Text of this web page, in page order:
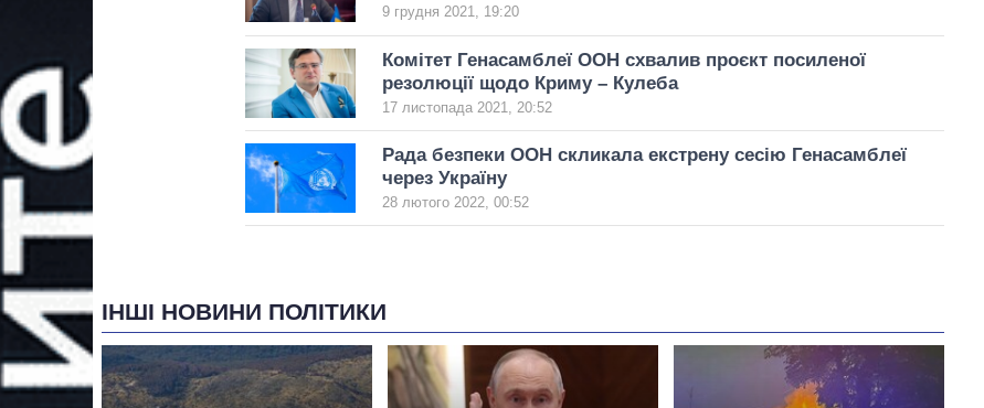
9 грудня 2021, 19:20
Комітет Генасамблеї ООН схвалив проєкт посиленої
резолюції щодо Криму – Кулеба
17 листопада 2021, 20:52
Рада безпеки ООН скликала екстрену сесію Генасамблеї
через Україну
28 лютого 2022, 00:52
ІНШІ НОВИНИ ПОЛІТИКИ